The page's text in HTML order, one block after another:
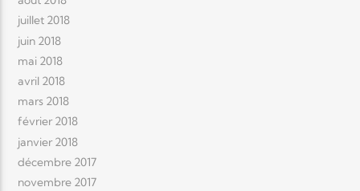
juillet 2018
juin 2018
mai 2018
avril 2018
mars 2018
février 2018
janvier 2018
décembre 2017
novembre 2017